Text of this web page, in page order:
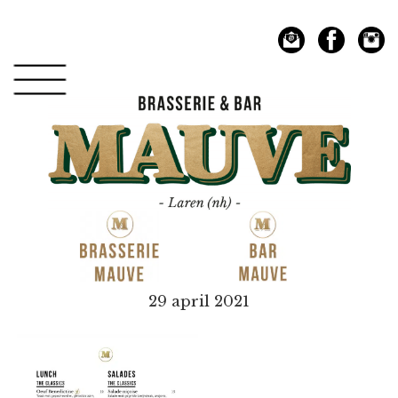
hoofdnavigatie
hoofd
inhoud
Mauve
29 april 2021